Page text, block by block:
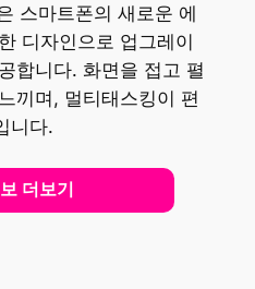
스마트폰의 새로운 에
디자인으로 업그레이
합니다. 화면을 접고 펼
끼며, 멀티태스킹이 편
니다.
더보기